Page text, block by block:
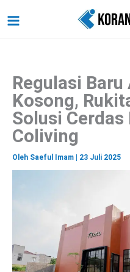
ke
Regulasi Baru
Kosong,
Solusi
Coliving
Oleh Saeful Imam 23 Juli 2025
a